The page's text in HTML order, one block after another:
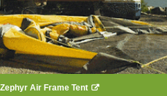
Air Frame Tent